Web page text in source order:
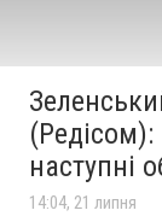
наступні
14:04, 21 липня